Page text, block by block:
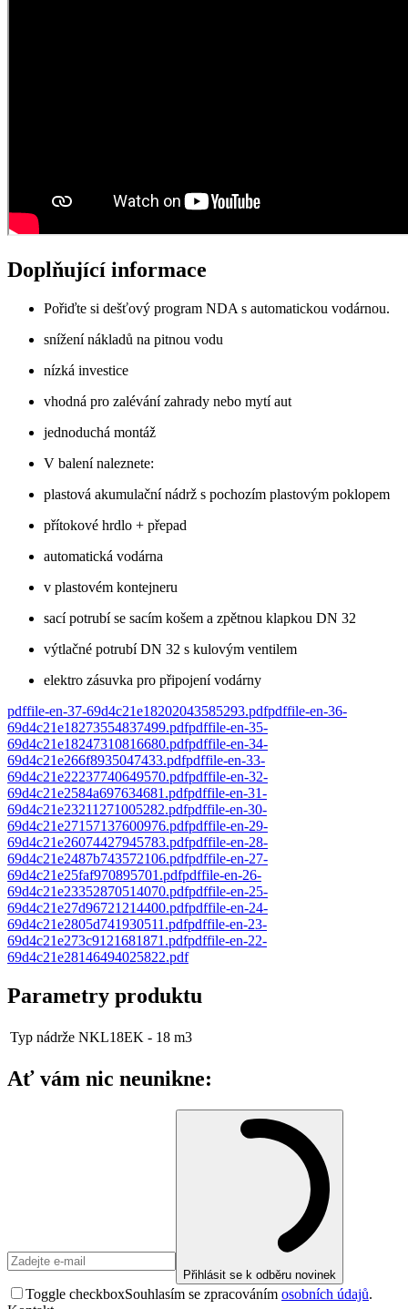
Doplňující informace
Pořiďte si dešťový program NDA s automatickou vodárnou.
snížení nákladů na pitnou vodu
nízká investice
vhodná pro zalévání zahrady nebo mytí aut
jednoduchá montáž
V balení naleznete:
plastová akumulační nádrž s pochozím plastovým poklopem
přítokové hrdlo + přepad
automatická vodárna
v plastovém kontejneru
sací potrubí se sacím košem a zpětnou klapkou DN 32
výtlačné potrubí DN 32 s kulovým ventilem
elektro zásuvka pro připojení vodárny
pdffile-en-37-69d4c21e18202043585293.pdfpdffile-en-36-
69d4c21e18273554837499.pdfpdffile-en-35-
69d4c21e18247310816680.pdfpdffile-en-34-
69d4c21e266f8935047433.pdfpdffile-en-33-
69d4c21e22237740649570.pdfpdffile-en-32-
69d4c21e2584a697634681 .pdfpdffile-en-31-
69d4c21e23211271005282.pdfpdffile-en-30-
69d4c21e27157137600976.pdfpdffile-en-29-
69d4c21e26074427945783.pdfpdffile-en-28-
69d4c21e2487b743572106.pdfpdffile-en-27-
69d4c21e25faf970895701 .pdfpdffile-en-26-
69d4c21e23352870514070.pdfpdffile-en-25-
69d4c21e27d96721214400.pdfpdffile-en-24-
69d4c21e2805d741930511 .pdfpdffile-en-23-
69d4c21e273c9121681871 .pdfpdffile-en-22-
69d4c21e28146494025822.pdf
Parametry produktu
Typ nádrže NKL18EK - 18 m3
Ať vám nic neunikne:
Přihlásit se k odběru novinek
Toggle checkboxSouhlasím se zpracováním osobních údajů.